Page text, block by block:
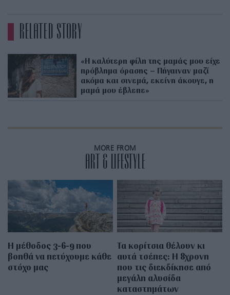
RELATED STORY
«Η καλύτερη φίλη της μαμάς μου είχε
πρόβλημα όρασης – Πήγαιναν μαζί
ακόμα και σινεμά, εκείνη άκουγε, η
μαμά μου έβλεπε»
MORE FROM
ART & LIFESTYLE
Η μέθοδος 3-6-9 που
βοηθά να πετύχουμε κάθε
στόχο μας
Τα κορίτσια θέλουν κι
αυτά τσέπες: Η 8χρονη
που τις διεκδίκησε από
μεγάλη αλυσίδα
καταστημάτων